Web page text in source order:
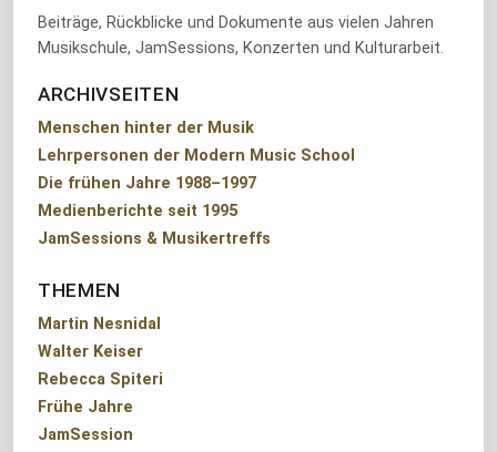
Beiträge, Rückblicke und Dokumente aus vielen Jahren
Musikschule, JamSessions, Konzerten und Kulturarbeit.
ARCHIVSEITEN
Menschen hinter der Musik
Lehrpersonen der Modern Music School
Die frühen Jahre 1988–1997
Medienberichte seit 1995
JamSessions & Musikertreffs
THEMEN
Martin Nesnidal
Walter Keiser
Rebecca Spiteri
Frühe Jahre
JamSession